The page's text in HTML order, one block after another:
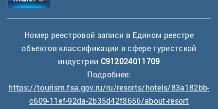
Номер реестровой записи в Едином реестре
объектов классификации в сфере туристской
индустрии С912024011709
Подробнее:
https://tourism.fsa.gov.ru/ru/resorts/hotels/83a182bb-
c609-11ef-92da-2b35d42f8656/about-resort